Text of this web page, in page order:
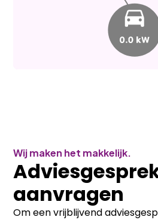
Wij maken het makkelijk.
aanvragen
Om een vrijblijvend